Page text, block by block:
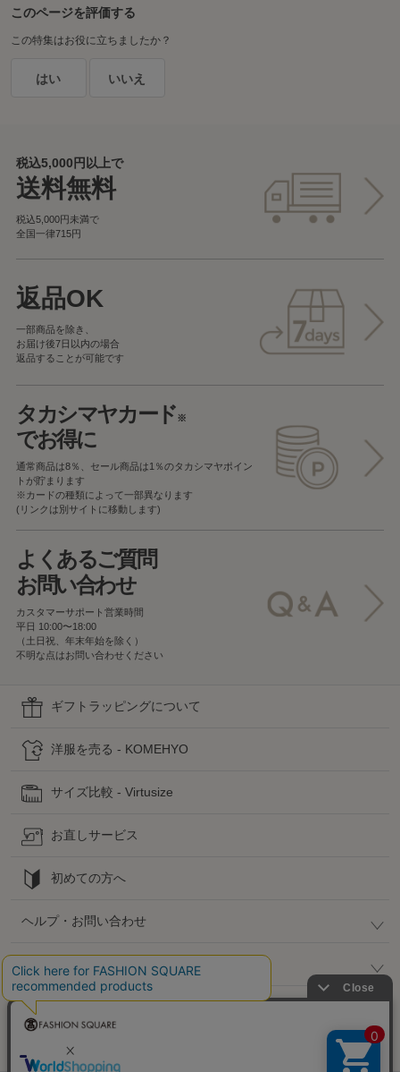
このページを評価する
この特集はお役に立ちましたか？
はい いいえ
税込5,000円以上で
送料無料
税込5,000円未満で
全国一律715円
返品OK
一部商品を除き、
お届け後7日以内の場合
返品することが可能です
タカシマヤカード※
でお得に
通常商品は8％、セール商品は1％のタカシマヤポイン
トが貯まります
※カードの種類によって一部異なります
(リンクは別サイトに移動します)
よくあるご質問
お問い合わせ
カスタマーサポート営業時間
平日 10:00〜18:00
（土日祝、年末年始を除く）
不明な点はお問い合わせください
ギフトラッピングについて
洋服を売る - KOMEHYO
サイズ比較 - Virtusize
お直しサービス
初めての方へ
ヘルプ・お問い合わせ
高島屋でのお買い物
公式SNS
企業情報 / 規約 / 採用情報